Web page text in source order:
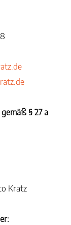
§ 27 a
Kratz